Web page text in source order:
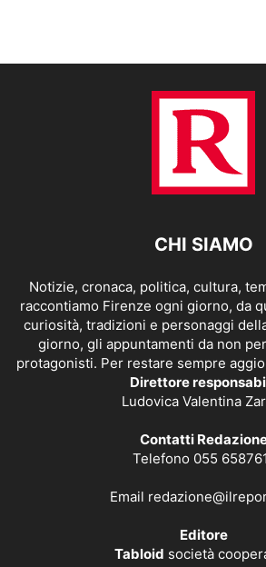
CHI SIAMO
Notizie, cronaca, politica, cultura,
raccontiamo Firenze ogni giorno, da
curiosità, tradizioni e personaggi
giorno, gli appuntamenti da non
protagonisti. Per restare sempre
Direttore
Ludovica Valentina
Contatti
Telefono 055
Email
Editore
Tabloid società